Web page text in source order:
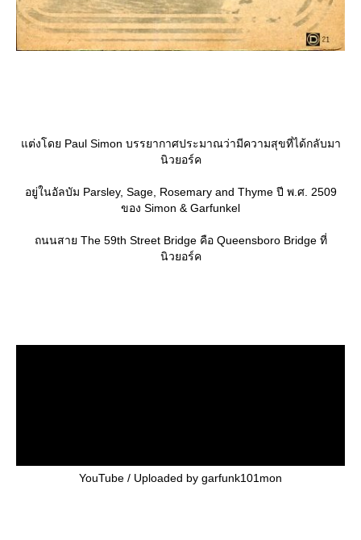
ต่งโดย Paul Simon บรรยากาศประมาณว่ามีความสุขที่ได้กลับมา
นิวยอร์ค
อยู่ในอัลบัม Parsley, Sage, Rosemary and Thyme ปี พ.ศ. 2509
ของ Simon & Garfunkel
ถนนสาย The 59th Street Bridge คือ Queensboro Bridge ที่
นิวยอร์ค
YouTube / Uploaded by garfunk101mon